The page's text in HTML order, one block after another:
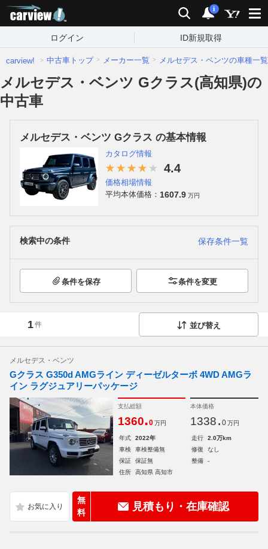
検索 通知
i
ログイン ID新規取得
carview! 中古車トップ メーカー一覧 メルセデス・ベンツの車種一覧
メルセデス・ベンツ Gクラス(高知県)の
中古車
メルセデス・ベンツ Gクラス の基本情報
カタログ情報
4.4
価格相場情報
平均本体価格： 1607.9 万円
検索中の条件 保存条件一覧
条件を保存 条件を変更
1件 並び替え
メルセデス・ベンツ
Gクラス G350d AMGライン ディーゼルターボ 4WD AMGラ
イン ラグジュアリーパッケージ
支払総額
1360.0 万円
本体価格
1338. 0 万円
年式 2022年 走行
2.0万km
車検
車検整備無 修復
なし
保証
保証無 整備
-
住所
高知県 高知市
無
料
見積もり・在庫確認